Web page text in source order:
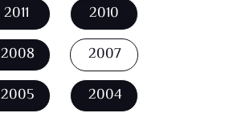
2011
2010
2008
2007
2005
2004